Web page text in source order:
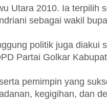
Utara 2010. Ia terpilih
sebagai wakil
politik juga diakui
Partai Golkar
pemimpin yang
kegigihan, dan